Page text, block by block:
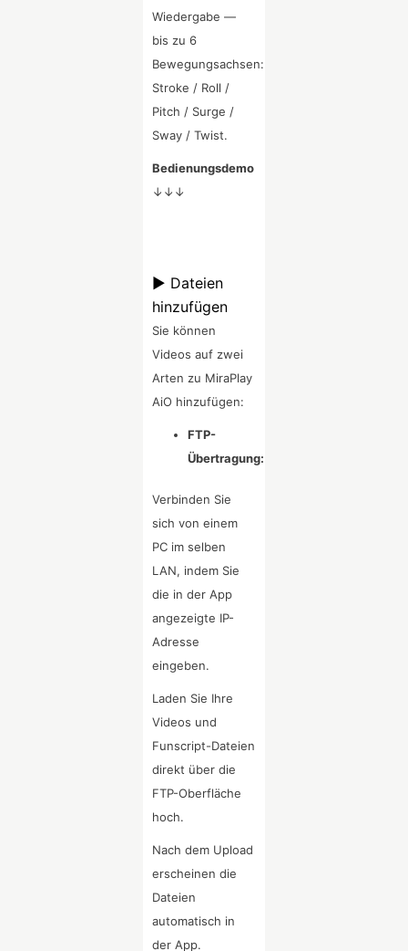
Wiedergabe —
bis zu 6
Bewegungsachsen:
Stroke / Roll /
Pitch / Surge /
Sway / Twist.
Bedienungsdemo
↓↓↓
▶ Dateien
hinzufügen
Sie können
Videos auf zwei
Arten zu MiraPlay
AiO hinzufügen:
FTP-
Übertragung:
Verbinden Sie
sich von einem
PC im selben
LAN, indem Sie
die in der App
angezeigte IP-
Adresse
eingeben.
Laden Sie Ihre
Videos und
Funscript-Dateien
direkt über die
FTP-Oberfläche
hoch.
Nach dem Upload
erscheinen die
Dateien
automatisch in
der App.